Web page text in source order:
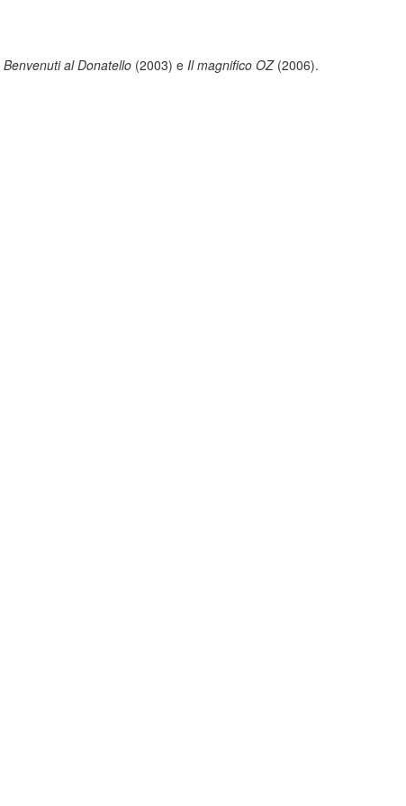
Benvenuti al Donatello (2003) e Il magnifico OZ(2006).